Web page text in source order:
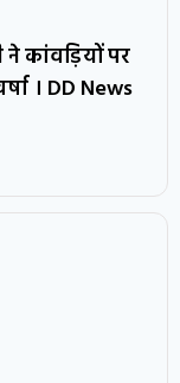
कांवड़ियों पर
। DD News